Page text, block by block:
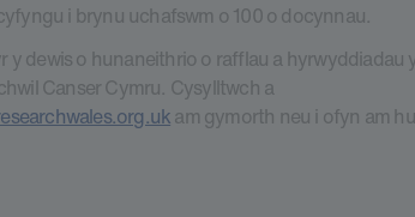
i brynu uchafswm o 100 o docynnau.
y dewis o hunaneithrio o rafflau a hyrwyddiadau
Canser Cymru. Cysylltwch a
am gymorth neu i ofyn am